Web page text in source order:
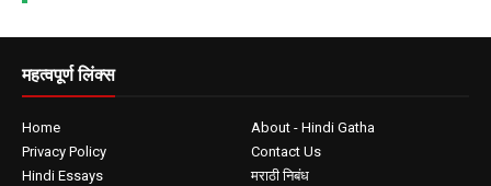
महत्वपूर्ण लिंक्स
Home
About - Hindi Gatha
Privacy Policy
Contact Us
Hindi Essays
मराठी निबंध